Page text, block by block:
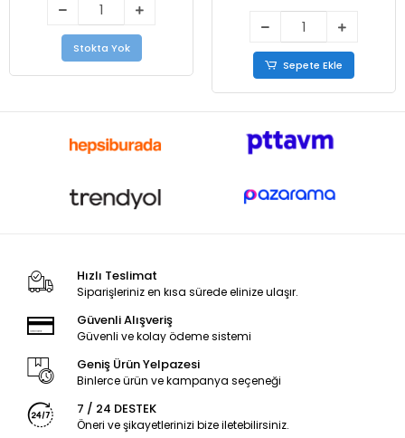
Stokta Yok
Sepete Ekle
Hızlı Teslimat
Siparişleriniz en kısa sürede elinize ulaşır.
Güvenli Alışveriş
Güvenli ve kolay ödeme sistemi
Geniş Ürün Yelpazesi
Binlerce ürün ve kampanya seçeneği
7 / 24 DESTEK
Öneri ve şikayetlerinizi bize iletebilirsiniz.